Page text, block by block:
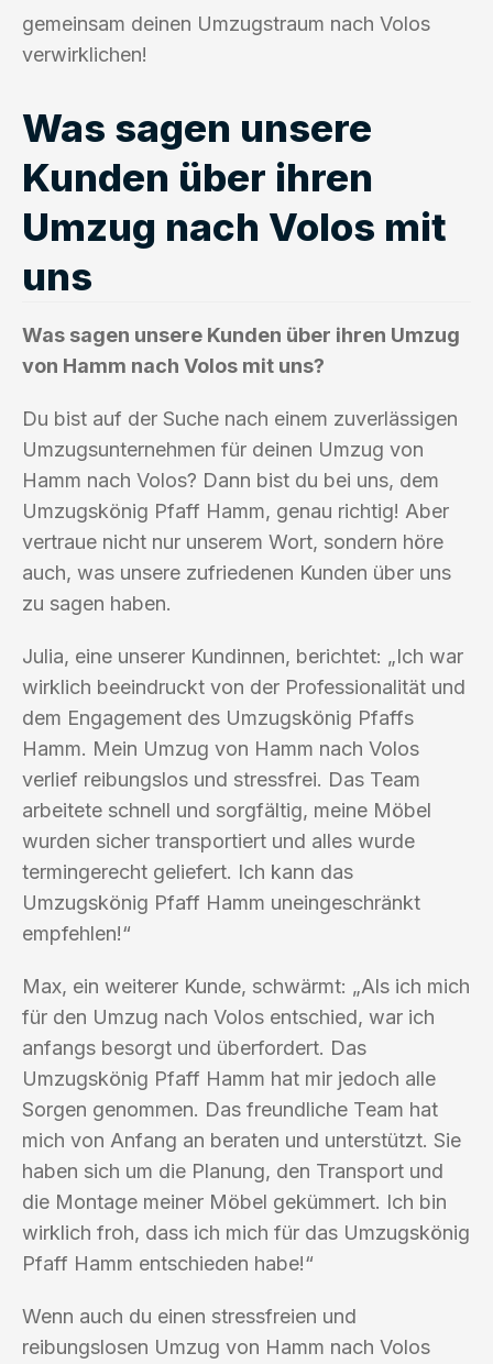
gemeinsam deinen Umzugstraum nach Volos
verwirklichen!
Was sagen unsere
Kunden über ihren
Umzug nach Volos mit
uns
Was sagen unsere Kunden über ihren Umzug
von Hamm nach Volos mit uns?
Du bist auf der Suche nach einem zuverlässigen
Umzugsunternehmen für deinen Umzug von
Hamm nach Volos? Dann bist du bei uns, dem
Umzugskönig Pfaff Hamm, genau richtig! Aber
vertraue nicht nur unserem Wort, sondern höre
auch, was unsere zufriedenen Kunden über uns
zu sagen haben.
Julia, eine unserer Kundinnen, berichtet: „Ich war
wirklich beeindruckt von der Professionalität und
dem Engagement des Umzugskönig Pfaffs
Hamm. Mein Umzug von Hamm nach Volos
verlief reibungslos und stressfrei. Das Team
arbeitete schnell und sorgfältig, meine Möbel
wurden sicher transportiert und alles wurde
termingerecht geliefert. Ich kann das
Umzugskönig Pfaff Hamm uneingeschränkt
empfehlen!“
Max, ein weiterer Kunde, schwärmt: „Als ich mich
für den Umzug nach Volos entschied, war ich
anfangs besorgt und überfordert. Das
Umzugskönig Pfaff Hamm hat mir jedoch alle
Sorgen genommen. Das freundliche Team hat
mich von Anfang an beraten und unterstützt. Sie
haben sich um die Planung, den Transport und
die Montage meiner Möbel gekümmert. Ich bin
wirklich froh, dass ich mich für das Umzugskönig
Pfaff Hamm entschieden habe!“
Wenn auch du einen stressfreien und
reibungslosen Umzug von Hamm nach Volos